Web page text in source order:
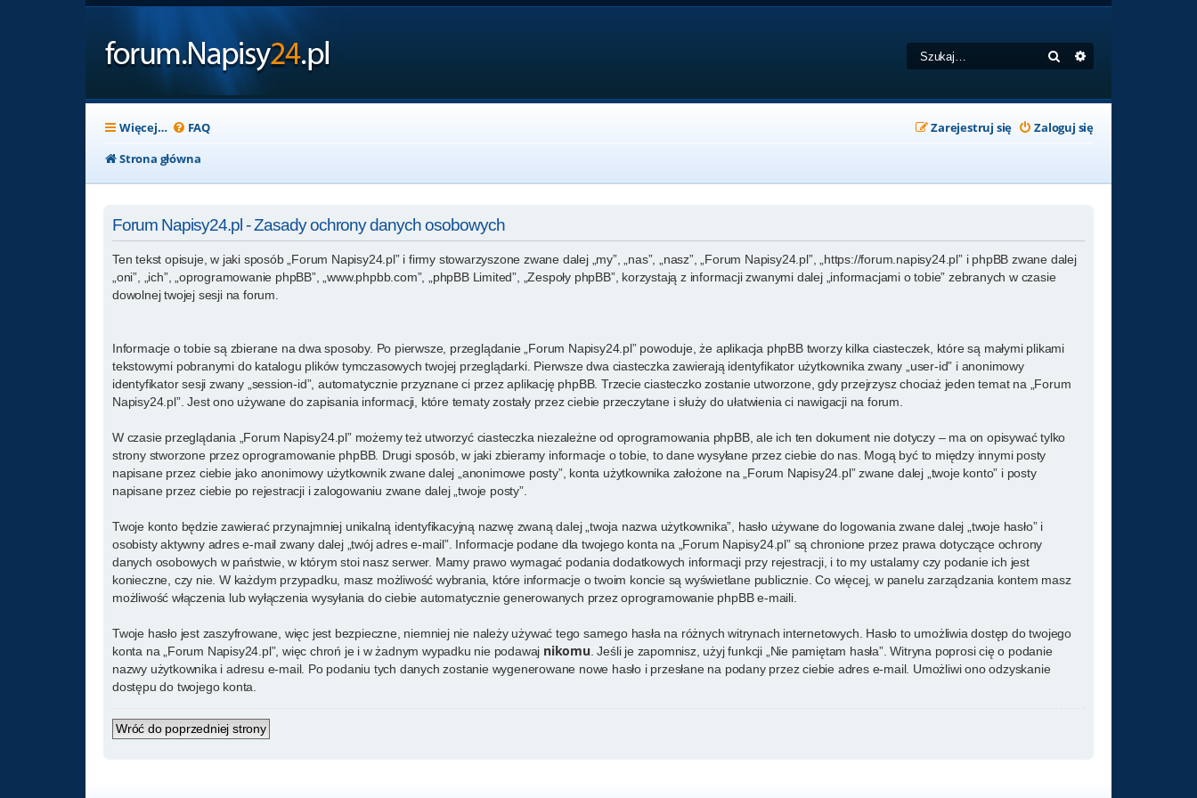
Szukaj
Więcej… FAQ Zaloguj się
Zarejestruj się
Strona główna
Forum Napisy24.pl - Zasady ochrony danych osobowych
Ten tekst opisuje, w jaki sposób „Forum Napisy24.pl” i firmy stowarzyszone zwane dalej „my”, „nas”, „nasz”, „Forum Napisy24.pl”, „https://forum.napisy24.pl” i phpBB zwane dalej
„oni”, „ich”, „oprogramowanie phpBB”, „www.phpbb.com”, „phpBB Limited”, „Zespoły phpBB”, korzystają z informacji zwanymi dalej „informacjami o tobie” zebranych w czasie
dowolnej twojej sesji na forum.
Informacje o tobie są zbierane na dwa sposoby. Po pierwsze, przeglądanie „Forum Napisy24.pl” powoduje, że aplikacja phpBB tworzy kilka ciasteczek, które są małymi plikami
tekstowymi pobranymi do katalogu plików tymczasowych twojej przeglądarki. Pierwsze dwa ciasteczka zawierają identyfikator użytkownika zwany „user-id” i anonimowy
identyfikator sesji zwany „session-id”, automatycznie przyznane ci przez aplikację phpBB. Trzecie ciasteczko zostanie utworzone, gdy przejrzysz chociaż jeden temat na „Forum
Napisy24.pl”. Jest ono używane do zapisania informacji, które tematy zostały przez ciebie przeczytane i służy do ułatwienia ci nawigacji na forum.
W czasie przeglądania „Forum Napisy24.pl” możemy też utworzyć ciasteczka niezależne od oprogramowania phpBB, ale ich ten dokument nie dotyczy – ma on opisywać tylko
strony stworzone przez oprogramowanie phpBB. Drugi sposób, w jaki zbieramy informacje o tobie, to dane wysyłane przez ciebie do nas. Mogą być to między innymi posty
napisane przez ciebie jako anonimowy użytkownik zwane dalej „anonimowe posty”, konta użytkownika założone na „Forum Napisy24.pl” zwane dalej „twoje konto” i posty
napisane przez ciebie po rejestracji i zalogowaniu zwane dalej „twoje posty”.
Twoje konto będzie zawierać przynajmniej unikalną identyfikacyjną nazwę zwaną dalej „twoja nazwa użytkownika”, hasło używane do logowania zwane dalej „twoje hasło” i
osobisty aktywny adres e-mail zwany dalej „twój adres e-mail”. Informacje podane dla twojego konta na „Forum Napisy24.pl” są chronione przez prawa dotyczące ochrony
danych osobowych w państwie, w którym stoi nasz serwer. Mamy prawo wymagać podania dodatkowych informacji przy rejestracji, i to my ustalamy czy podanie ich jest
konieczne, czy nie. W każdym przypadku, masz możliwość wybrania, które informacje o twoim koncie są wyświetlane publicznie. Co więcej, w panelu zarządzania kontem masz
możliwość włączenia lub wyłączenia wysyłania do ciebie automatycznie generowanych przez oprogramowanie phpBB e-maili.
Twoje hasło jest zaszyfrowane, więc jest bezpieczne, niemniej nie należy używać tego samego hasła na różnych witrynach internetowych. Hasło to umożliwia dostęp do twojego
konta na „Forum Napisy24.pl”, więc chroń je i w żadnym wypadku nie podawaj nikomu . Jeśli je zapomnisz, użyj funkcji „Nie pamiętam hasła”. Witryna poprosi cię o podanie
nazwy użytkownika i adresu e-mail. Po podaniu tych danych zostanie wygenerowane nowe hasło i przesłane na podany przez ciebie adres e-mail. Umożliwi ono odzyskanie
dostępu do twojego konta.
Wróć do poprzedniej strony